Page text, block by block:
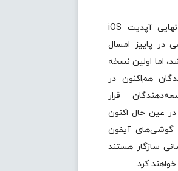
اگرچه نسخه نهایی آپدیت iOS
در پاییز امسال
اما اولین نسخه
هم‌اکنون در
قرار
عین حال اکنون
گوشی‌های آیفون
سازگار هستند
کرد.